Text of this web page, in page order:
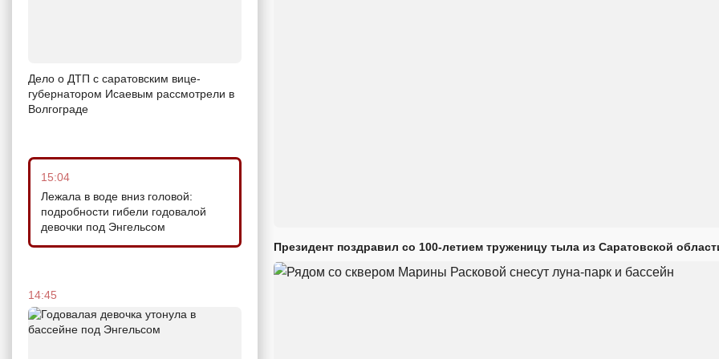
Дело о ДТП с саратовским вице-
губернатором Исаевым рассмотрели в
Волгограде
15:04
Лежала в воде вниз головой:
подробности гибели годовалой
девочки под Энгельсом
14:45
Президент поздравил со 100-летием труженицу тыла из Саратовской